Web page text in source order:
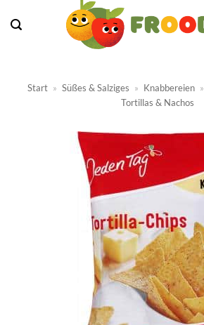
Inhalt
Start » Süßes & Salziges » Knabbereien »
Tortillas & Nachos